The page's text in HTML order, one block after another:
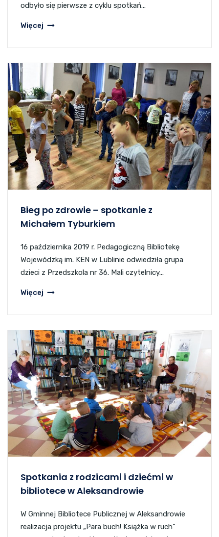
odbyło się pierwsze z cyklu spotkań...
Więcej
Bieg po zdrowie – spotkanie z
Michałem Tyburkiem
16 października 2019 r. Pedagogiczną Bibliotekę
Wojewódzką im. KEN w Lublinie odwiedziła grupa
dzieci z Przedszkola nr 36. Mali czytelnicy...
Więcej
Spotkania z rodzicami i dziećmi w
bibliotece w Aleksandrowie
W Gminnej Bibliotece Publicznej w Aleksandrowie
realizacja projektu „Para buch! Książka w ruch”